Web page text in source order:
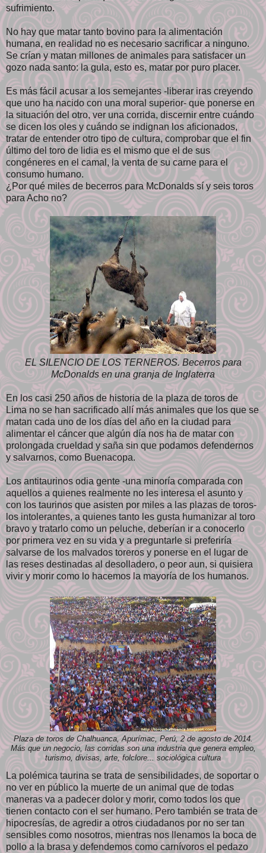
sufrimiento.
No hay que matar tanto bovino para la alimentación
humana, en realidad no es necesario sacrificar a ninguno.
Se crían y matan millones de animales para satisfacer un
gozo nada santo: la gula, esto es, matar por puro placer.
Es más fácil acusar a los semejantes -liberar iras creyendo
que uno ha nacido con una moral superior- que ponerse en
la situación del otro, ver una corrida, discernir entre cuándo
se dicen los oles y cuándo se indignan los aficionados,
tratar de entender otro tipo de cultura, comprobar que el fin
último del toro de lidia es el mismo que el de sus
congéneres en el camal, la venta de su carne para el
consumo humano.
¿Por qué miles de becerros para McDonalds sí y seis toros
para Acho no?
EL SILENCIO DE LOS TERNEROS. Becerros para
McDonalds en una granja de Inglaterra
En los casi 250 años de historia de la plaza de toros de
Lima no se han sacrificado allí más animales que los que se
matan cada uno de los días del año en la ciudad para
alimentar el cáncer que algún día nos ha de matar con
prolongada crueldad y saña sin que podamos defendernos
y salvarnos, como Buenacopa.
Los antitaurinos odia gente -una minoría comparada con
aquellos a quienes realmente no les interesa el asunto y
con los taurinos que asisten por miles a las plazas de toros-
los intolerantes, a quienes tanto les gusta humanizar al toro
bravo y tratarlo como un peluche, deberían ir a conocerlo
por primera vez en su vida y a preguntarle si preferiría
salvarse de los malvados toreros y ponerse en el lugar de
las reses destinadas al desolladero, o peor aun, si quisiera
vivir y morir como lo hacemos la mayoría de los humanos.
Plaza de toros de Chalhuanca, Apurímac, Perú, 2 de agosto de 2014.
Más que un negocio, las corridas son una industria que genera empleo,
turismo, divisas, arte, folclore... sociológica cultura
La polémica taurina se trata de sensibilidades, de soportar o
no ver en público la muerte de un animal que de todas
maneras va a padecer dolor y morir, como todos los que
tienen contacto con el ser humano. Pero también se trata de
hipocresías, de agredir a otros ciudadanos por no ser tan
sensibles como nosotros, mientras nos llenamos la boca de
pollo a la brasa y defendemos como carnívoros el pedazo